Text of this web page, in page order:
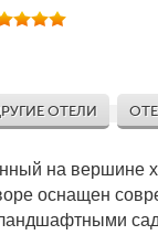
ОТЕЛИ
на вершине
оснащен